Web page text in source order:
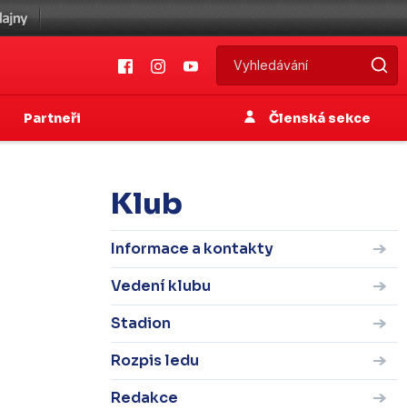
Partneři Členská sekce
Klub
Informace a kontakty
Vedení klubu
Stadion
Rozpis ledu
Redakce